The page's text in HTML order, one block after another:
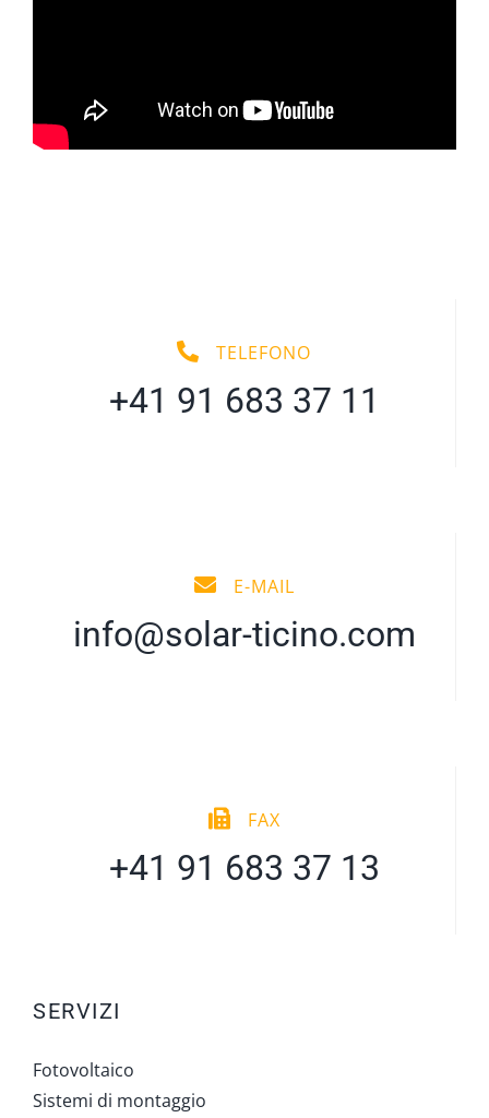
TELEFONO
+41 91 683 37 11
E-MAIL
info@solar-ticino.com
FAX
+41 91 683 37 13
SERVIZI
Fotovoltaico
Sistemi di montaggio